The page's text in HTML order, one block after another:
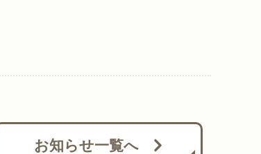
お知らせ一覧へ